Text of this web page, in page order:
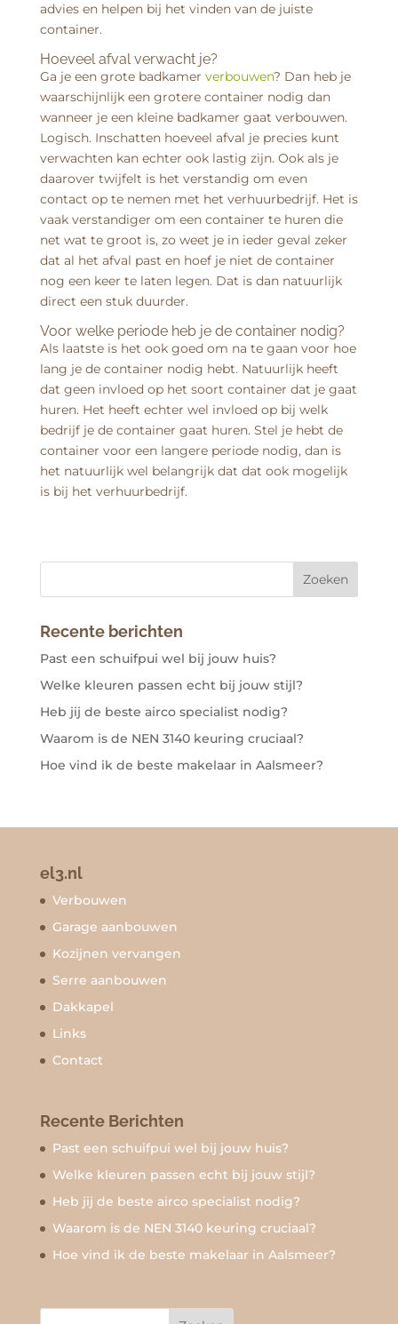
advies en helpen bij het vinden van de juiste
container.
Hoeveel afval verwacht je?
Ga je een grote badkamer verbouwen? Dan heb je
waarschijnlijk een grotere container nodig dan
wanneer je een kleine badkamer gaat verbouwen.
Logisch. Inschatten hoeveel afval je precies kunt
verwachten kan echter ook lastig zijn. Ook als je
daarover twijfelt is het verstandig om even
contact op te nemen met het verhuurbedrijf. Het is
vaak verstandiger om een container te huren die
net wat te groot is, zo weet je in ieder geval zeker
dat al het afval past en hoef je niet de container
nog een keer te laten legen. Dat is dan natuurlijk
direct een stuk duurder.
Voor welke periode heb je de container nodig?
Als laatste is het ook goed om na te gaan voor hoe
lang je de container nodig hebt. Natuurlijk heeft
dat geen invloed op het soort container dat je gaat
huren. Het heeft echter wel invloed op bij welk
bedrijf je de container gaat huren. Stel je hebt de
container voor een langere periode nodig, dan is
het natuurlijk wel belangrijk dat dat ook mogelijk
is bij het verhuurbedrijf.
Recente berichten
Past een schuifpui wel bij jouw huis?
Welke kleuren passen echt bij jouw stijl?
Heb jij de beste airco specialist nodig?
Waarom is de NEN 3140 keuring cruciaal?
Hoe vind ik de beste makelaar in Aalsmeer?
el3.nl
Verbouwen
Garage aanbouwen
Kozijnen vervangen
Serre aanbouwen
Dakkapel
Links
Contact
Recente Berichten
Past een schuifpui wel bij jouw huis?
Welke kleuren passen echt bij jouw stijl?
Heb jij de beste airco specialist nodig?
Waarom is de NEN 3140 keuring cruciaal?
Hoe vind ik de beste makelaar in Aalsmeer?